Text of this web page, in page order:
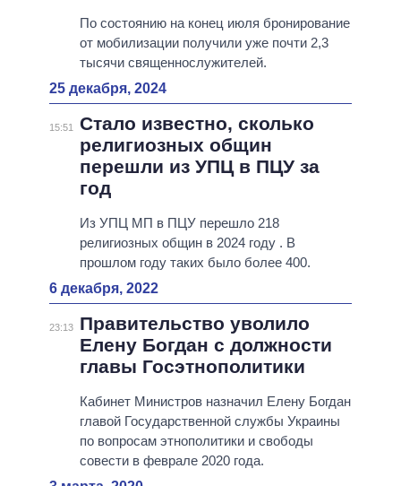
По состоянию на конец июля бронирование
от мобилизации получили уже почти 2,3
тысячи священнослужителей.
25 декабря, 2024
15:51
Стало известно, сколько
религиозных общин
перешли из УПЦ в ПЦУ за
год
Из УПЦ МП в ПЦУ перешло 218
религиозных общин в 2024 году . В
прошлом году таких было более 400.
6 декабря, 2022
23:13
Правительство уволило
Елену Богдан с должности
главы Госэтнополитики
Кабинет Министров назначил Елену Богдан
главой Государственной службы Украины
по вопросам этнополитики и свободы
совести в феврале 2020 года.